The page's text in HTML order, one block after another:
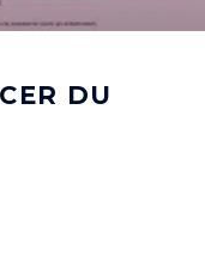
DU